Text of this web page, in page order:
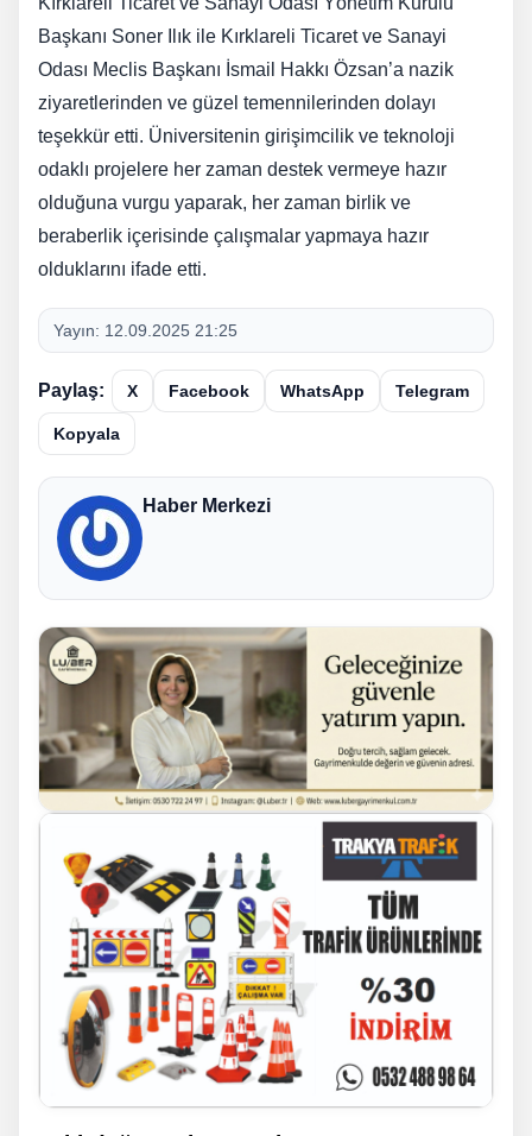
Başkanı Soner Ilık ile Kırklareli Ticaret ve Sanayi
Odası Meclis Başkanı İsmail Hakkı Özsan’a nazik
ziyaretlerinden ve güzel temennilerinden dolayı
teşekkür etti. Üniversitenin girişimcilik ve teknoloji
odaklı projelere her zaman destek vermeye hazır
olduğuna vurgu yaparak, her zaman birlik ve
beraberlik içerisinde çalışmalar yapmaya hazır
olduklarını ifade etti.
Yayın: 12.09.2025 21:25
Paylaş: X Facebook WhatsApp Telegram
Kopyala
Haber Merkezi